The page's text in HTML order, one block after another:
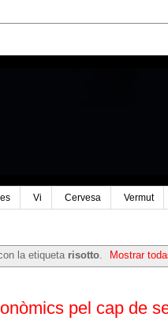
Vi Cervesa Vermut
la etiqueta risotto. Mostrar
pel cap de